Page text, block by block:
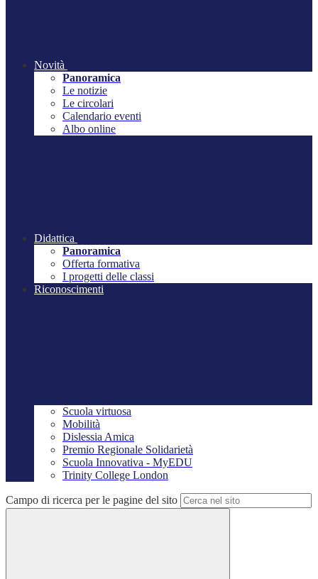
Novità
Panoramica
Le notizie
Le circolari
Calendario eventi
Albo online
Didattica
Panoramica
Offerta formativa
I progetti delle classi
Riconoscimenti
Scuola virtuosa
Mobilità
Dislessia Amica
Premio Regionale Solidarietà
Scuola Innovativa - MyEDU
Trinity College London
Campo di ricerca per le pagine del sito